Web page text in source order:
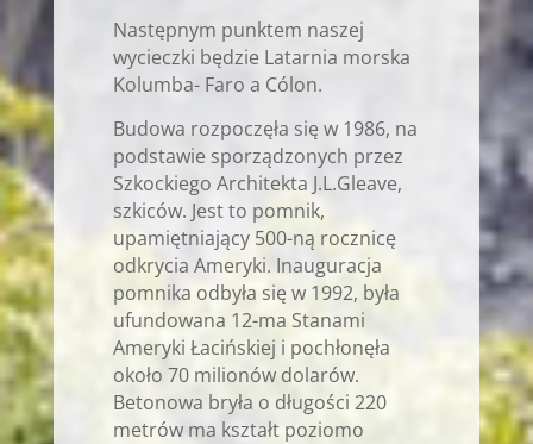
Następnym punktem naszej
wycieczki będzie Latarnia morska
Kolumba- Faro a Cólon.
Budowa rozpoczęła się w 1986, na
podstawie sporządzonych przez
Szkockiego Architekta J.L.Gleave,
szkiców. Jest to pomnik,
upamiętniający 500-ną rocznicę
odkrycia Ameryki. Inauguracja
pomnika odbyła się w 1992, była
ufundowana 12-ma Stanami
Ameryki Łacińskiej i pochłonęła
około 70 milionów dolarów.
Betonowa bryła o długości 220
metrów ma kształt poziomo